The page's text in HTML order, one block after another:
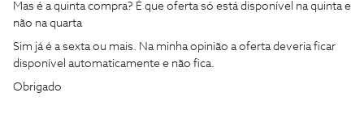
Mas é a quinta compra? É que oferta só está disponível na quinta e
não na quarta
Sim já é a sexta ou mais. Na minha opinião a oferta deveria ficar
disponível automaticamente e não fica.
Obrigado